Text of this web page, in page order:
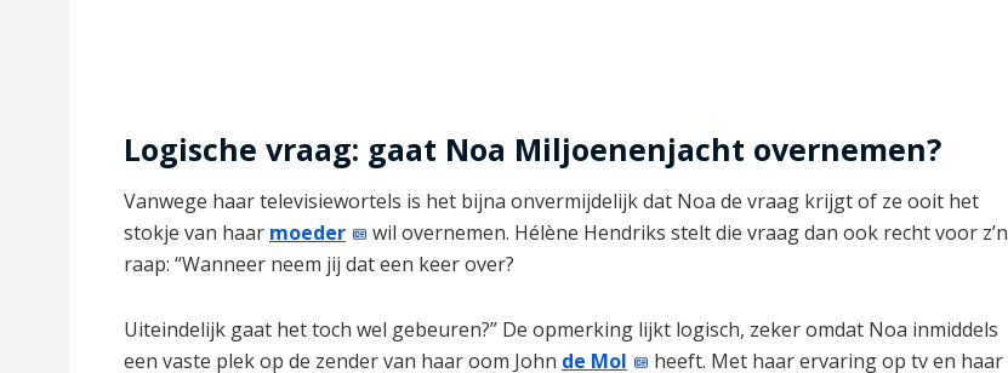
Logische vraag: gaat Noa Miljoenenjacht overnemen?
Vanwege haar televisiewortels is het bijna onvermijdelijk dat Noa de vraag krijgt of ze ooit het
stokje van haar moeder
wil overnemen. Hélène Hendriks stelt die vraag dan ook recht voor z’n
raap: “Wanneer neem jij dat een keer over?
Uiteindelijk gaat het toch wel gebeuren?” De opmerking lijkt logisch, zeker omdat Noa inmiddels
een vaste plek op de zender van haar oom John de Mol
heeft. Met haar ervaring op tv en haar